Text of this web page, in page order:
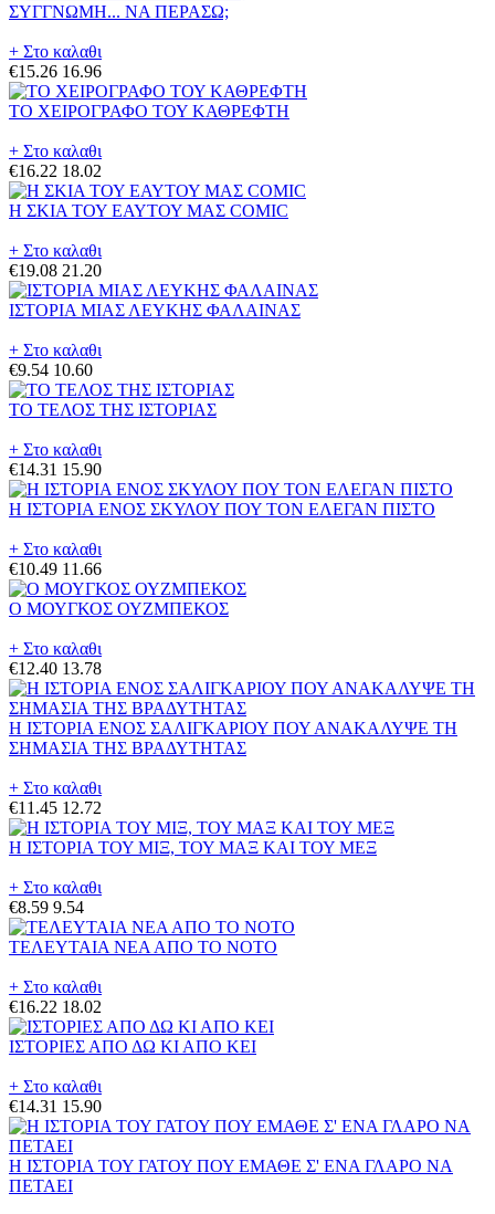
ΣΥΓΓΝΩΜΗ... ΝΑ ΠΕΡΑΣΩ;
+ Στο καλαθι
€15.26 16.96
ΤΟ ΧΕΙΡΟΓΡΑΦΟ ΤΟΥ ΚΑΘΡΕΦΤΗ
+ Στο καλαθι
€16.22 18.02
Η ΣΚΙΑ ΤΟΥ ΕΑΥΤΟΥ ΜΑΣ COMIC
+ Στο καλαθι
€19.08 21.20
ΙΣΤΟΡΙΑ ΜΙΑΣ ΛΕΥΚΗΣ ΦΑΛΑΙΝΑΣ
+ Στο καλαθι
€9.54 10.60
ΤΟ ΤΕΛΟΣ ΤΗΣ ΙΣΤΟΡΙΑΣ
+ Στο καλαθι
€14.31 15.90
Η ΙΣΤΟΡΙΑ ΕΝΟΣ ΣΚΥΛΟΥ ΠΟΥ ΤΟΝ ΕΛΕΓΑΝ ΠΙΣΤΟ
+ Στο καλαθι
€10.49 11.66
Ο ΜΟΥΓΚΟΣ ΟΥΖΜΠΕΚΟΣ
+ Στο καλαθι
€12.40 13.78
Η ΙΣΤΟΡΙΑ ΕΝΟΣ ΣΑΛΙΓΚΑΡΙΟΥ ΠΟΥ ΑΝΑΚΑΛΥΨΕ ΤΗ
ΣΗΜΑΣΙΑ ΤΗΣ ΒΡΑΔΥΤΗΤΑΣ
+ Στο καλαθι
€11.45 12.72
Η ΙΣΤΟΡΙΑ ΤΟΥ ΜΙΞ, ΤΟΥ ΜΑΞ ΚΑΙ ΤΟΥ ΜΕΞ
+ Στο καλαθι
€8.59 9.54
ΤΕΛΕΥΤΑΙΑ ΝΕΑ ΑΠΟ ΤΟ ΝΟΤΟ
+ Στο καλαθι
€16.22 18.02
ΙΣΤΟΡΙΕΣ ΑΠΟ ΔΩ ΚΙ ΑΠΟ ΚΕΙ
+ Στο καλαθι
€14.31 15.90
Η ΙΣΤΟΡΙΑ ΤΟΥ ΓΑΤΟΥ ΠΟΥ ΕΜΑΘΕ Σ' ΕΝΑ ΓΛΑΡΟ ΝΑ
ΠΕΤΑΕΙ